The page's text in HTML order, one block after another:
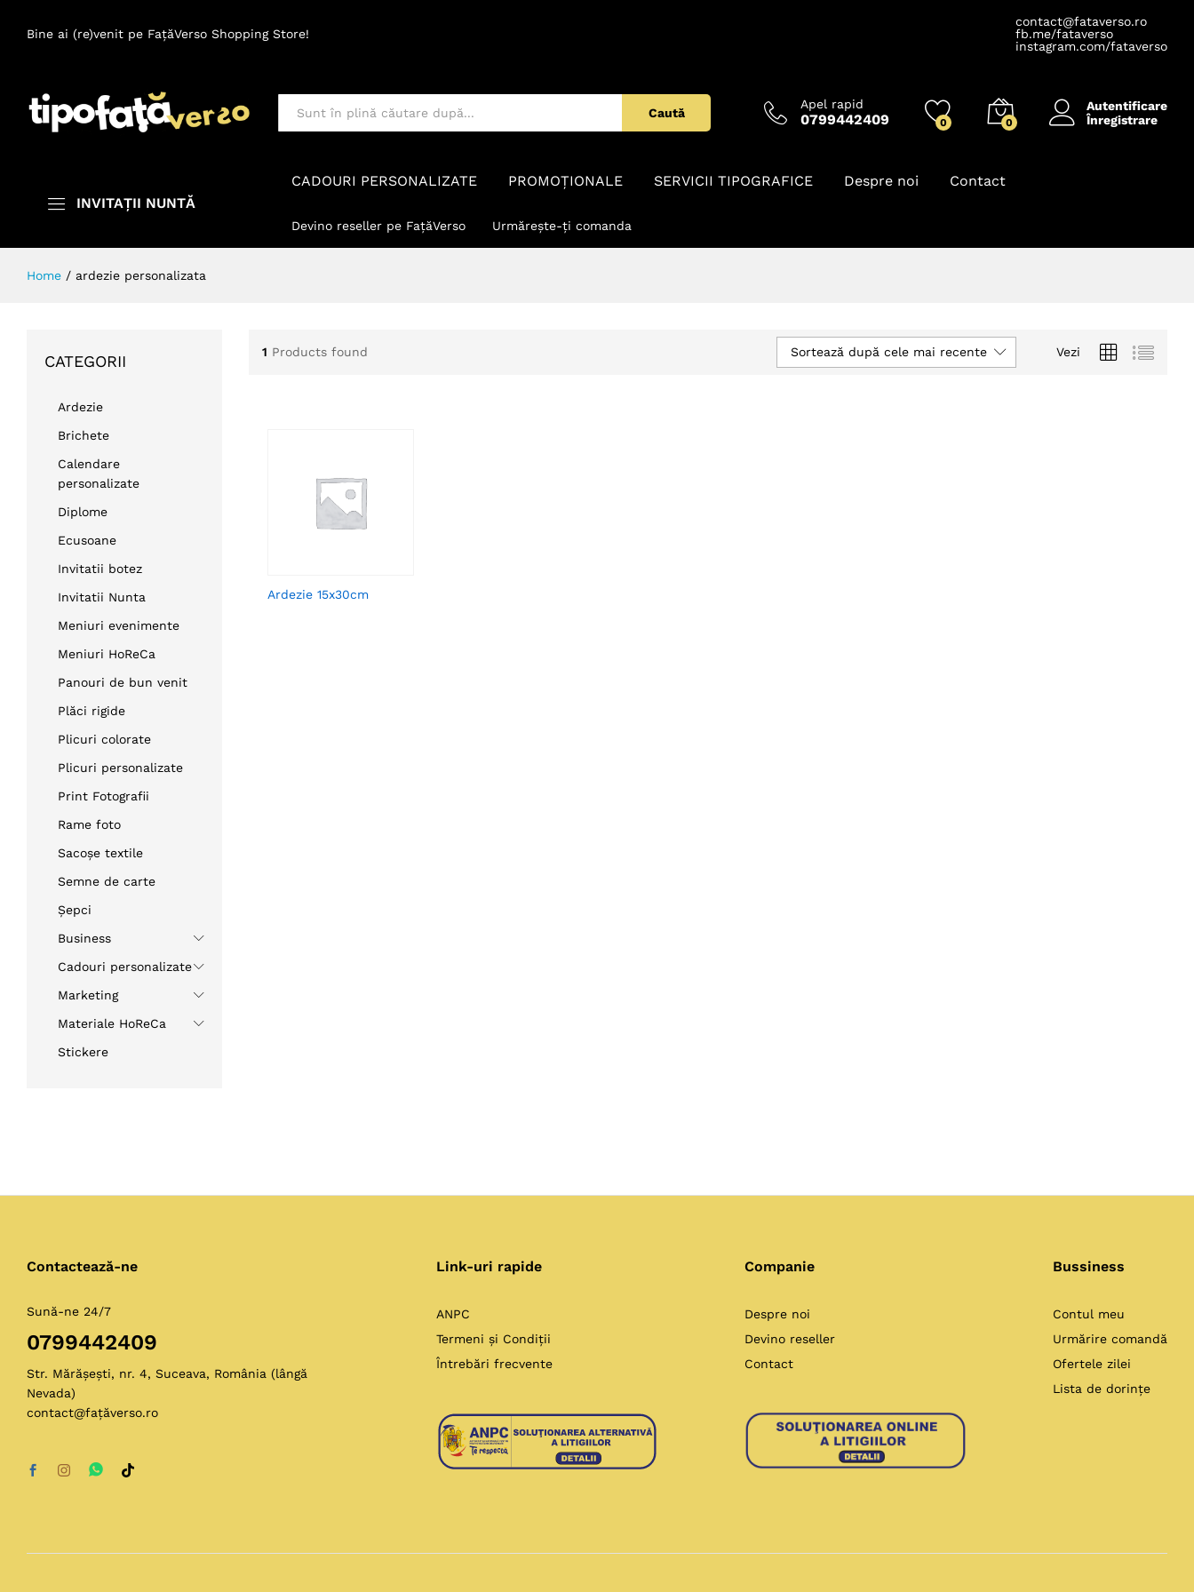
Bine ai (re)venit pe FațăVerso Shopping Store!
contact@fataverso.ro
fb.me/fataverso
instagram.com/fataverso
Toate Caută
Apel rapid
0799442409 0 0
Autentificare
Înregistrare
INVITAȚII NUNTĂ
CADOURI PERSONALIZATE PROMOȚIONALE SERVICII TIPOGRAFICE Despre noi Contact
Devino reseller pe FațăVerso Urmărește-ți comanda
Home / ardezie personalizata
1 Products found Vezi
Sortează după cele mai recente
Ardezie 15x30cm
CATEGORII
Ardezie
Brichete
Calendare
personalizate
Diplome
Ecusoane
Invitatii botez
Invitatii Nunta
Meniuri evenimente
Meniuri HoReCa
Panouri de bun venit
Plăci rigide
Plicuri colorate
Plicuri personalizate
Print Fotografii
Rame foto
Sacoșe textile
Semne de carte
Șepci
Business
Cadouri personalizate
Marketing
Materiale HoReCa
Stickere
Contactează-ne
Sună-ne 24/7
0799442409
Str. Mărășești, nr. 4, Suceava, România (lângă
Nevada)
contact@fațăverso.ro
Link-uri rapide
ANPC
Termeni și Condiții
Întrebări frecvente
Companie
Despre noi
Devino reseller
Contact
Bussiness
Contul meu
Urmărire comandă
Ofertele zilei
Lista de dorințe